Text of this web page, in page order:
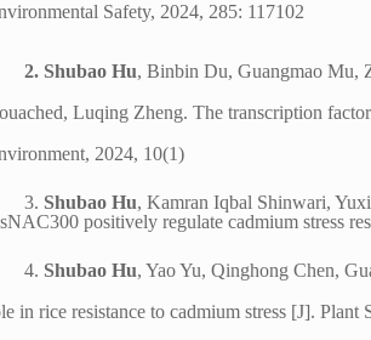
Safety, 2024, 285: 117102
2. Shubao Hu, Binbin Du, Guangmao Mu,
, Luqing Zheng. The transcription
2024, 10(1)
3. Shubao Hu, Kamran Iqbal Shinwari,
positively regulate cadmium stress
4. Shubao Hu, Yao Yu, Qinghong Chen,
in rice resistance to cadmium stress [J]. Plant